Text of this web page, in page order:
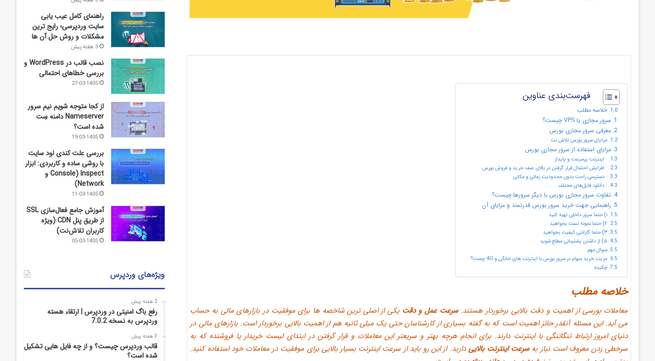
فهرست‌بندی عناوین
خلاصه مطلب
سرور مجازی یا VPS چیست؟
معرفی سرور مجازی بورس
مزایای سرور بورس تلاش نت
مزایای استفاده از سرور مجازی بورس
· اینترنت پرسرعت و پایدار
· افزایش احتمال قرار گرفتن در بالای صف خرید و فروش بورس
· دسترسی راحت بدون محدودیت زمانی و مکانی
· دانلود فایل‌های مختلف
تفاوت سرور مجازی بورس با دیگر سرورها چیست؟
راهنمایی جهت خرید سرور بورس قدرتمند و مزایای آن
۱) حتما سرور داخلی تهیه کنید
۲) حتما نمونه تست بخواهید
۳) حتما گارانتی کیفیت بخواهید
۵) از داشتن پشتیبانی مطلع شوید
سوال مهم
مزیت خرید سهام در سرور بورس با اینترنت های خانگی و 4G چست؟
چکیده:
خلاصه مطلب
معاملات بورسی از اهمیت و دقت بالایی برخوردار هستند.سرعت عمل و دقت یکی از اصلی ترین شاخصه ها برای موفقیت در بازارهای مالی به حساب
می آید. این مسئله آنقدر حائز اهمیت است که به گفته بسیاری از کارشناسان حتی یک میلی ثانیه هم از اهمیت بالایی برخوردار است. بازارهای مالی در
دنیای امروز ارتباط تنگاتنگی با اینترنت دارند. برای انجام هرچه بهتر و سریعتر این معاملات و قرار گرفتن در ابتدای لیست خریدار یا فروشنده که به
سرخطی زدن معروف است نیاز بهسرعت اینترنت بالاییدارید. از این رو باید از سرعت اینترنت بسیار بالایی برای موفقیت در معاملات خود استفاده کنید.
راهنمای کامل عیب‌ یابی
سایت وردپرسی؛ رایج‌ ترین
مشکلات و روش حل آن‌ ها
3 هفته پیش
نصب قالب در WordPress و
بررسی خطاهای احتمالی
27-03-1405
از کجا متوجه شویم نیم ‌سرور
Nameserver دامنه سِت
شده است؟
19-03-1405
بررسی علت کندی لود سایت
با روشی ساده و کاربردی: ابزار
Inspect (Console و
Network)
11-03-1405
آموزش جامع فعال‌سازی SSL
از طریق پنل CDN (ویژه
کاربران تلاش‌نت)
05-03-1405
ویژه‌های وردپرس
2 هفته پیش
رفع باگ امنیتی در وردپرس | ارتقاء هسته
وردپرس به نسخه 7.0.2
3 هفته پیش
قالب وردپرس چیست؟ و از چه فایل­ هایی تشکیل
شده است؟